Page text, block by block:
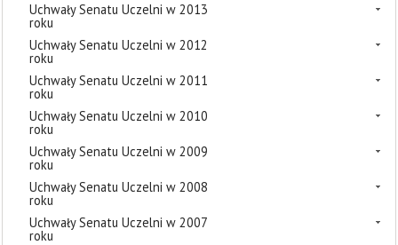
Uchwały Senatu Uczelni w 2013
roku
Uchwały Senatu Uczelni w 2012
roku
Uchwały Senatu Uczelni w 2011
roku
Uchwały Senatu Uczelni w 2010
roku
Uchwały Senatu Uczelni w 2009
roku
Uchwały Senatu Uczelni w 2008
roku
Uchwały Senatu Uczelni w 2007
roku